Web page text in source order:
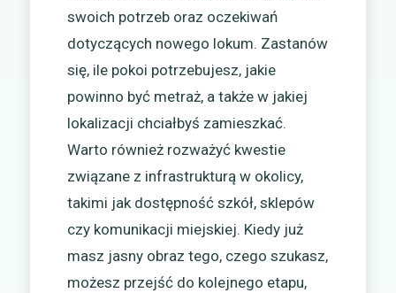
swoich potrzeb oraz oczekiwań
dotyczących nowego lokum. Zastanów
się, ile pokoi potrzebujesz, jakie
powinno być metraż, a także w jakiej
lokalizacji chciałbyś zamieszkać.
Warto również rozważyć kwestie
związane z infrastrukturą w okolicy,
takimi jak dostępność szkół, sklepów
czy komunikacji miejskiej. Kiedy już
masz jasny obraz tego, czego szukasz,
możesz przejść do kolejnego etapu,